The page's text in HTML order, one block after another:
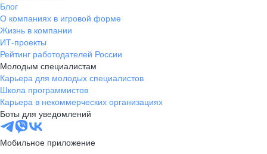
Блог
О компаниях в игровой форме
Жизнь в компании
ИТ-проекты
Рейтинг работодателей России
Молодым специалистам
Карьера для молодых специалистов
Школа программистов
Карьера в некоммерческих организациях
Боты для уведомлений
Мобильное приложение